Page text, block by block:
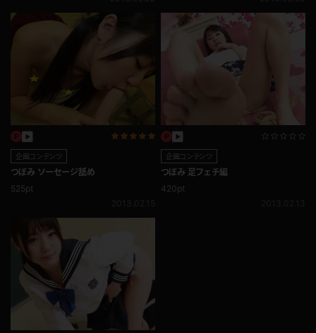
企画コンテンツ
つぼみ ソーセージ舐め
525pt
企画コンテンツ
つぼみ 足フェチ編
420pt